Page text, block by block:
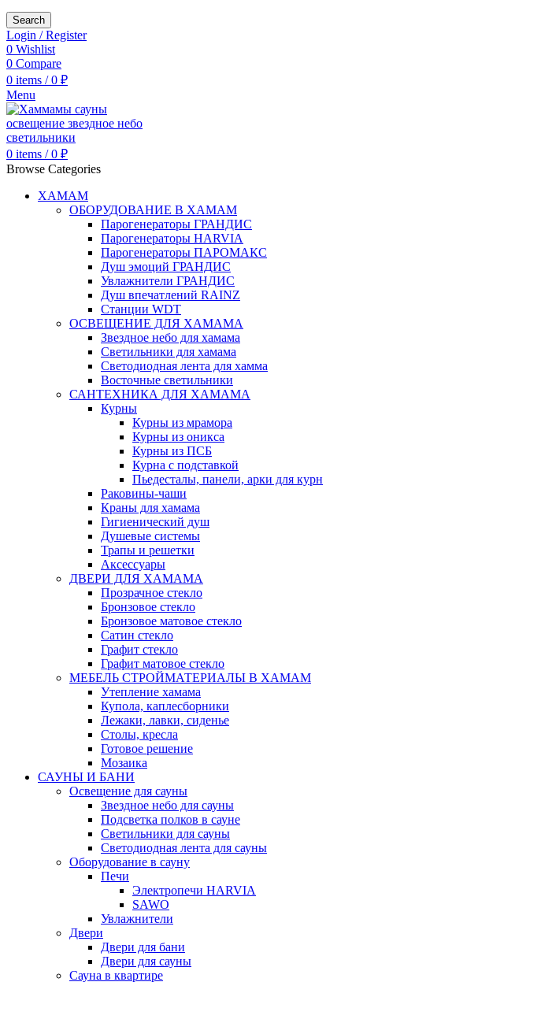
Search
Login / Register
0 Wishlist
0 Compare
0 items / 0 ₽
Menu
0 items / 0 ₽
Browse Categories
ХАМАМ
ОБОРУДОВАНИЕ В ХАМАМ
Парогенераторы ГРАНДИС
Парогенераторы HARVIA
Парогенераторы ПАРОМАКС
Душ эмоций ГРАНДИС
Увлажнители ГРАНДИС
Душ впечатлений RAINZ
Станции WDT
ОСВЕЩЕНИЕ ДЛЯ ХАМАМА
Звездное небо для хамама
Светильники для хамама
Светодиодная лента для хамма
Восточные светильники
САНТЕХНИКА ДЛЯ ХАМАМА
Курны
Курны из мрамора
Курны из оникса
Курны из ПСБ
Курна с подставкой
Пьедесталы, панели, арки для курн
Раковины-чаши
Краны для хамама
Гигиенический душ
Душевые системы
Трапы и решетки
Аксессуары
ДВЕРИ ДЛЯ ХАМАМА
Прозрачное стекло
Бронзовое стекло
Бронзовое матовое стекло
Сатин стекло
Графит стекло
Графит матовое стекло
МЕБЕЛЬ СТРОЙМАТЕРИАЛЫ В ХАМАМ
Утепление хамама
Купола, каплесборники
Лежаки, лавки, сиденье
Столы, кресла
Готовое решение
Мозаика
САУНЫ И БАНИ
Освещение для сауны
Звездное небо для сауны
Подсветка полков в сауне
Светильники для сауны
Светодиодная лента для сауны
Оборудование в сауну
Печи
Электропечи HARVIA
SAWO
Увлажнители
Двери
Двери для бани
Двери для сауны
Сауна в квартире